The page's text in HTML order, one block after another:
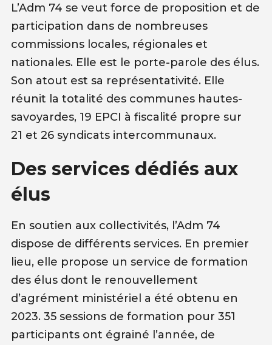
L’Adm 74 se veut force de proposition et de
participation dans de nombreuses
commissions locales, régionales et
nationales. Elle est le porte-parole des élus.
Son atout est sa représentativité. Elle
réunit la totalité des communes hautes-
savoyardes, 19 EPCI à fiscalité propre sur
21 et 26 syndicats intercommunaux.
Des services dédiés aux
élus
En soutien aux collectivités, l’Adm 74
dispose de différents services. En premier
lieu, elle propose un service de formation
des élus dont le renouvellement
d’agrément ministériel a été obtenu en
2023. 35 sessions de formation pour 351
participants ont égrainé l’année, de